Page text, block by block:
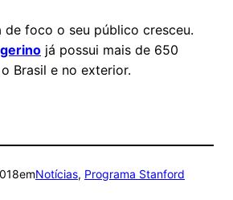
de foco o seu público cresceu.
já possui mais de 650
Brasil e no exterior.
emNotícias, Programa Stanford